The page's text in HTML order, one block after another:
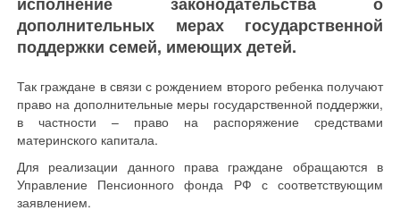
дополнительных мерах государственной
поддержки семей, имеющих детей.
Так граждане в связи с рождением второго ребенка получают
право на дополнительные меры государственной поддержки,
в частности – право на распоряжение средствами
материнского капитала.
Для реализации данного права граждане обращаются в
Управление Пенсионного фонда РФ с соответствующим
заявлением.